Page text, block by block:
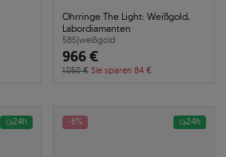
Ohrringe The Light: Weißgold,
Labordiamanten
585|weißgold
966 €
1.050 € Sie sparen 84 €
24h -8% 24h